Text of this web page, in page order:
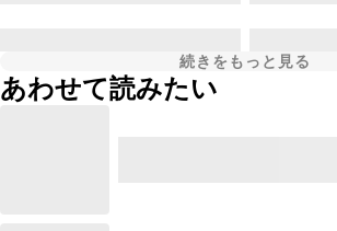
続きをもっと見る
あわせて読みたい